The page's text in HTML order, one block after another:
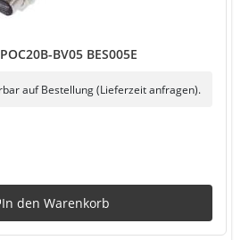
BV05 BES005E
auf Bestellung (Lieferzeit anfragen).
In den Warenkorb